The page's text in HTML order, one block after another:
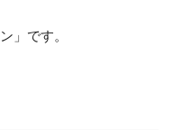
」です。